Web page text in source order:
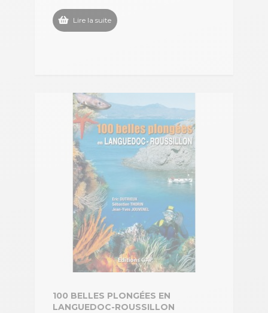
Lire la suite
100 BELLES PLONGÉES EN
LANGUEDOC-ROUSSILLON